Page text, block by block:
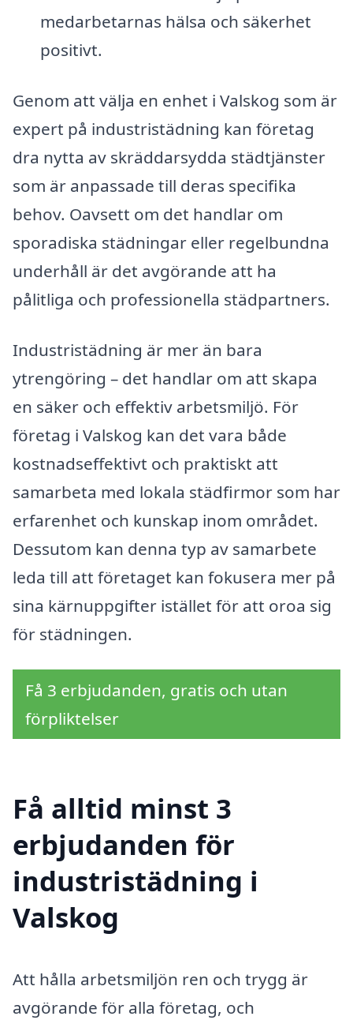
medarbetarnas hälsa och säkerhet
positivt.
Genom att välja en enhet i Valskog som är
expert på industristädning kan företag
dra nytta av skräddarsydda städtjänster
som är anpassade till deras specifika
behov. Oavsett om det handlar om
sporadiska städningar eller regelbundna
underhåll är det avgörande att ha
pålitliga och professionella städpartners.
Industristädning är mer än bara
ytrengöring – det handlar om att skapa
en säker och effektiv arbetsmiljö. För
företag i Valskog kan det vara både
kostnadseffektivt och praktiskt att
samarbeta med lokala städfirmor som har
erfarenhet och kunskap inom området.
Dessutom kan denna typ av samarbete
leda till att företaget kan fokusera mer på
sina kärnuppgifter istället för att oroa sig
för städningen.
Få 3 erbjudanden, gratis och utan
förpliktelser
Få alltid minst 3
erbjudanden för
industristädning i
Valskog
Att hålla arbetsmiljön ren och trygg är
avgörande för alla företag, och